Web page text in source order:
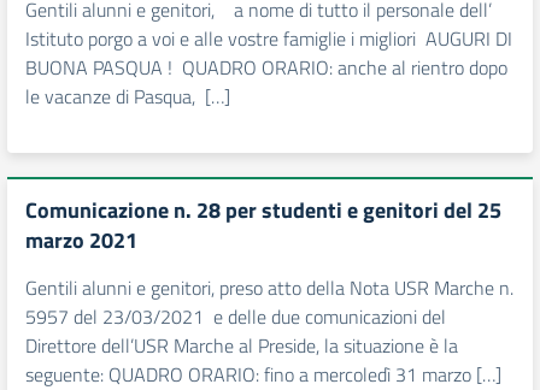
Gentili alunni e genitori, a nome di tutto il personale dell’
Istituto porgo a voi e alle vostre famiglie i migliori AUGURI DI
BUONA PASQUA ! QUADRO ORARIO: anche al rientro dopo
le vacanze di Pasqua, […]
Comunicazione n. 28 per studenti e genitori del 25
marzo 2021
Gentili alunni e genitori, preso atto della Nota USR Marche n.
5957 del 23/03/2021 e delle due comunicazioni del
Direttore dell’USR Marche al Preside, la situazione è la
seguente: QUADRO ORARIO: fino a mercoledì 31 marzo […]